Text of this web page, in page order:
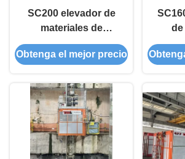
SC200 elevador de
materiales de
construcción
Obtenga el mejor precio
de